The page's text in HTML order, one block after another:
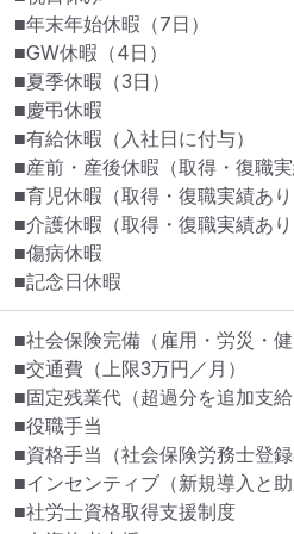
■年末年始休暇（7日）
■GW休暇（4日）
■夏季休暇（3日）
■慶弔休暇
■有給休暇（入社日に付与）
■産前・産後休暇（取得・復職実
■育児休暇（取得・復職実績あり
■介護休暇（取得・復職実績あり
■傷病休暇
■記念日休暇
■社会保険完備（雇用・労災・健
■交通費（上限3万円／月）
■固定残業代（超過分を追加支給
■役職手当
■資格手当（社会保険労務士登録
■インセンティブ（新規導入と
■社労士資格取得支援制度